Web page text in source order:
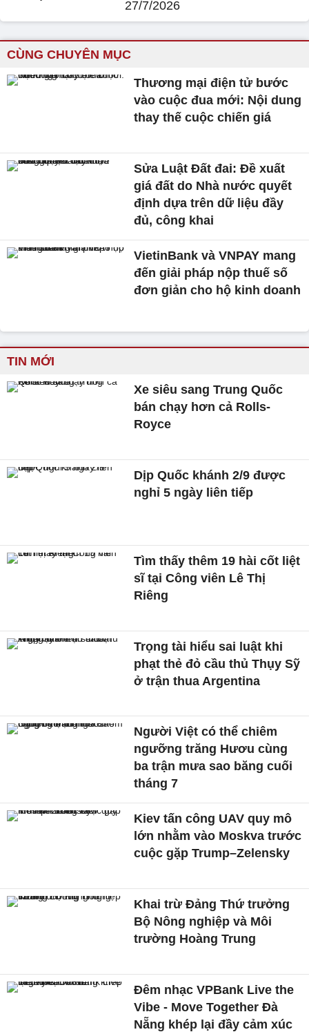
27/7/2026
CÙNG CHUYÊN MỤC
Thương mại điện tử bước
vào cuộc đua mới: Nội dung
thay thế cuộc chiến giá
Sửa Luật Đất đai: Đề xuất
giá đất do Nhà nước quyết
định dựa trên dữ liệu đầy
đủ, công khai
VietinBank và VNPAY mang
đến giải pháp nộp thuế số
đơn giản cho hộ kinh doanh
TIN MỚI
Xe siêu sang Trung Quốc
bán chạy hơn cả Rolls-
Royce
Dịp Quốc khánh 2/9 được
nghỉ 5 ngày liên tiếp
Tìm thấy thêm 19 hài cốt liệt
sĩ tại Công viên Lê Thị
Riêng
Trọng tài hiểu sai luật khi
phạt thẻ đỏ cầu thủ Thụy Sỹ
ở trận thua Argentina
Người Việt có thể chiêm
ngưỡng trăng Hươu cùng
ba trận mưa sao băng cuối
tháng 7
Kiev tấn công UAV quy mô
lớn nhằm vào Moskva trước
cuộc gặp Trump–Zelensky
Khai trừ Đảng Thứ trưởng
Bộ Nông nghiệp và Môi
trường Hoàng Trung
Đêm nhạc VPBank Live the
Vibe - Move Together Đà
Nẵng khép lại đầy cảm xúc